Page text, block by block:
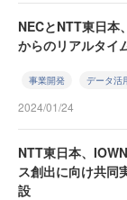
NECとNTT東日
からのリアルタイ
事業開発 データ活
2024/01/24
NTT東日本、
ス創出に向け共同
設